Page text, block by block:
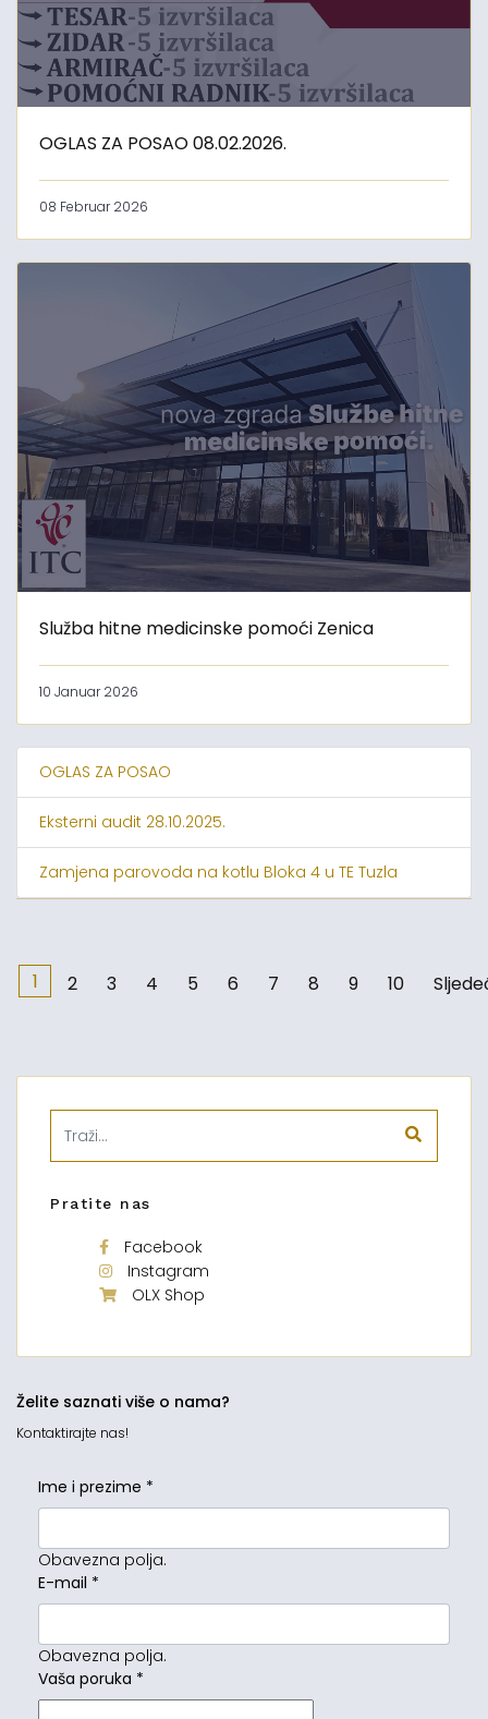
OGLAS ZA POSAO 08.02.2026.
08 Februar 2026
Služba hitne medicinske pomoći Zenica
10 Januar 2026
OGLAS ZA POSAO
Eksterni audit 28.10.2025.
Zamjena parovoda na kotlu Bloka 4 u TE Tuzla
1 2 3 4 5 6 7 8 9 10
Pratite nas
Facebook
Instagram
OLX Shop
Želite saznati više o nama?
Kontaktirajte nas!
Ime i prezime *
Obavezna polja.
E-mail *
Obavezna polja.
Vaša poruka *